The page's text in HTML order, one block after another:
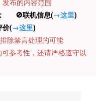
布的内容范围
🚫联机信息(→这里)
(→这里)
除禁言处理的可能
参考性，还请严格遵守以